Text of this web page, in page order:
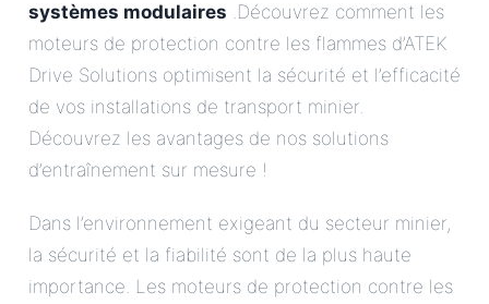
systèmes modulaires .Découvrez comment les
moteurs de protection contre les flammes d’ATEK
Drive Solutions optimisent la sécurité et l’efficacité
de vos installations de transport minier.
Découvrez les avantages de nos solutions
d’entraînement sur mesure !
Dans l’environnement exigeant du secteur minier,
la sécurité et la fiabilité sont de la plus haute
importance. Les moteurs de protection contre les